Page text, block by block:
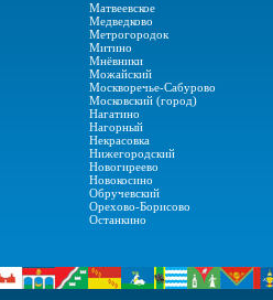
Матвеевское
Медведково
Метрогородок
Митино
Мнёвники
Можайский
Москворечье-Сабурово
Московский (город)
Нагатино
Нагорный
Некрасовка
Нижегородский
Новогиреево
Новокосино
Обручевский
Орехово-Борисово
Останкино